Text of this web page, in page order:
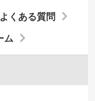
ム
よくある質問